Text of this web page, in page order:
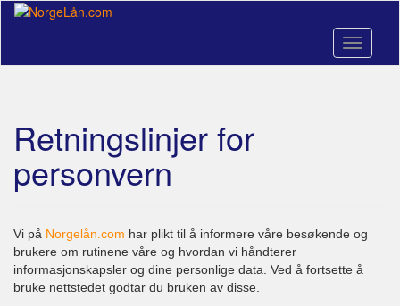
Skip
content
Toggle
Retningslinjer for
personvern
Vi på Norgelån.com har plikt til å informere våre besøkende og
brukere om rutinene våre og hvordan vi håndterer
informasjonskapsler og dine personlige data. Ved å fortsette å
bruke nettstedet godtar du bruken av disse.